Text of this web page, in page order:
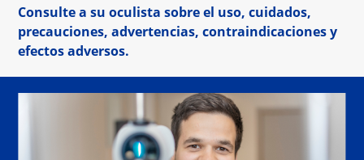
Consulte a su oculista sobre el uso, cuidados,
precauciones, advertencias, contraindicaciones y
efectos adversos.